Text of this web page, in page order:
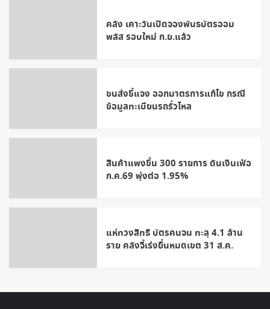
คลัง เคาะวันเปิดจองพันธบัตรออม
พลัส รอบใหม่ ก.ย.แล้ว
ขนส่งชี้แจง ออกมาตรการแก้ไข กรณี
ข้อมูลทะเบียนรถรั่วไหล
สินค้าแพงขึ้น 300 รายการ ดันเงินเฟ้อ
ก.ค.69 พุ่งต่อ 1.95%
แห่ทวงสิทธิ บัตรคนจน ทะลุ 4.1 ล้าน
ราย คลังจี้เร่งยื่นหมดเขต 31 ส.ค.